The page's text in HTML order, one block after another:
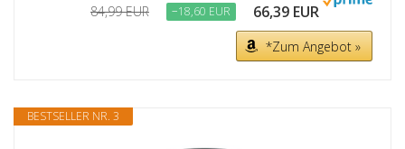
84,99 EUR −18,60 EUR 66,39 EUR
*Zum Angebot »
BESTSELLER NR. 3